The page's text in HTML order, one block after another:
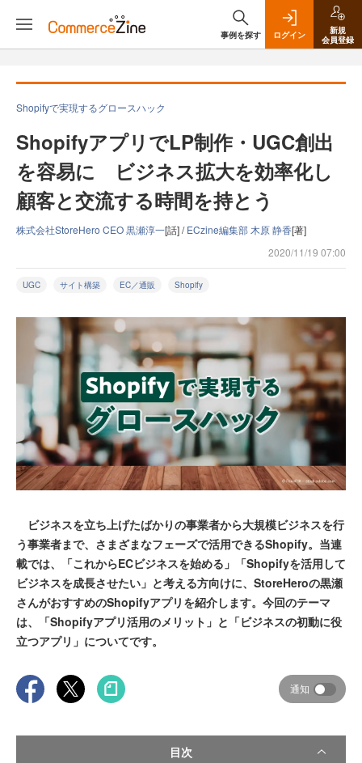
事例を探す ログイン
新規
会員登録
Shopifyで実現するグロースハック
ShopifyアプリでLP制作・UGC創出
を容易に ビジネス拡大を効率化し
顧客と交流する時間を持とう
株式会社StoreHero CEO 黒瀬淳一[話] /ECzine編集部 木原 静香[著]
2020/11/19 07:00
UGC サイト構築 EC／通販 Shopify
ビジネスを立ち上げたばかりの事業者から大規模ビジネスを行
う事業者まで、さまざまなフェーズで活用できるShopify。当連
載では、「これからECビジネスを始める」「Shopifyを活用して
ビジネスを成長させたい」と考える方向けに、StoreHeroの黒瀬
さんがおすすめのShopifyアプリを紹介します。今回のテーマ
は、「Shopifyアプリ活用のメリット」と「ビジネスの初動に役
立つアプリ」についてです。
通知
目次